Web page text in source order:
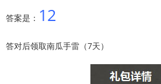
答案是： 12
答对后领取南瓜手雷（7天）